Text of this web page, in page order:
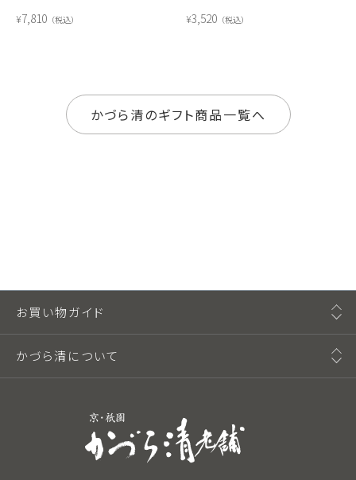
¥7,810 税込 ¥3,520 税込
かづら清のギフト商品一覧へ
お買い物ガイド
かづら清について